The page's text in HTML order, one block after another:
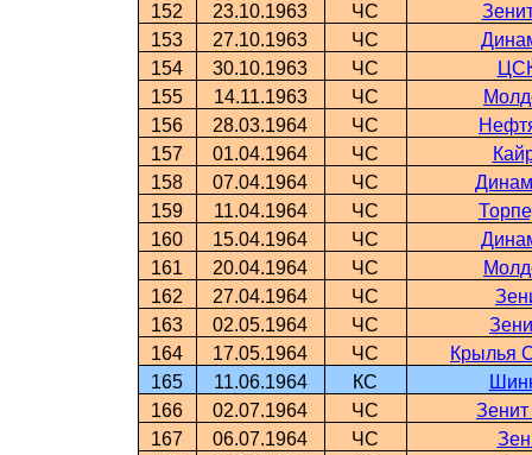
152
23.10.1963 ЧС
153
27.10.1963 ЧС
154
30.10.1963 ЧС
155
14.11.1963 ЧС
156
28.03.1964 ЧС
157
01.04.1964 ЧС
158
07.04.1964 ЧС
159
11.04.1964 ЧС
160
15.04.1964 ЧС
161
20.04.1964 ЧС
162
27.04.1964 ЧС
163
02.05.1964 ЧС
164
17.05.1964 ЧС
Крылья
165
11.06.1964 КС
166
02.07.1964 ЧС
167
06.07.1964 ЧС